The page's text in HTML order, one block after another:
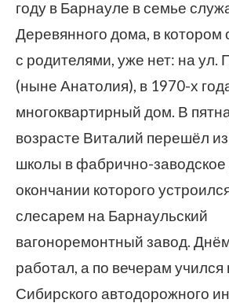
году в Барнауле в семье
Деревянного дома, в котором
с родителями, уже нет: на ул.
(ныне Анатолия), в 1970-х
многоквартирный дом. В
возрасте Виталий перешёл
школы в фабрично-
окончании которого
слесарем на Барнаульский
вагоноремонтный завод.
работал, а по вечерам
Сибирского автодорожного